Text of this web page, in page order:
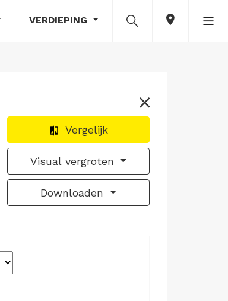
VERDIEPING
Vergelijk
Visual vergroten
Downloaden